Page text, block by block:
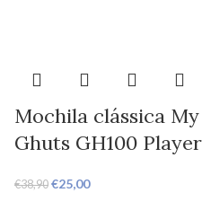
Mochila clássica My
Ghuts GH100 Player
€38,90 €25,00